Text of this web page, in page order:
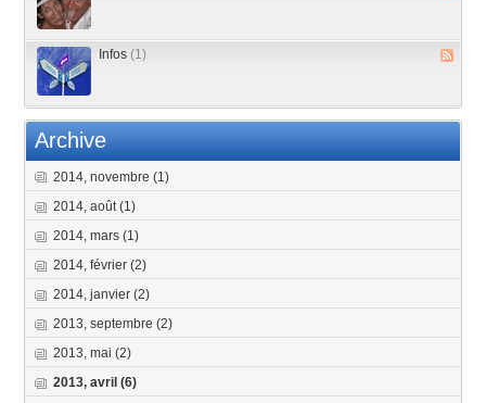
Infos (1)
Archive
2014, novembre(1)
2014, août(1)
2014, mars(1)
2014, février(2)
2014, janvier(2)
2013, septembre(2)
2013, mai(2)
2013, avril(6)